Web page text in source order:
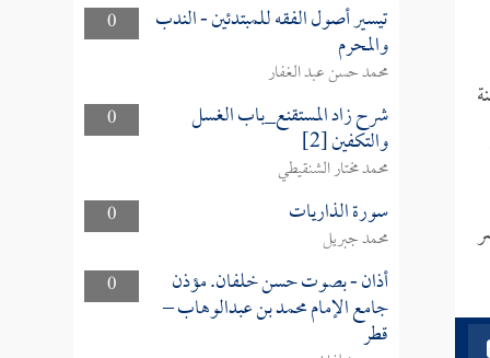
0
تيسير أصول الفقه للمبتدئين - الندب
والمحرم
محمد حسن عبد الغفار
0
شرح زاد المستقنع_باب الغسل
والتكفين [2]
محمد مختار الشنقيطي
0
سورة الذاريات
محمد جبريل
0
أذان - بصوت حسن خلفان. مؤذن
جامع الإمام محمد بن عبدالوهاب –
قطر